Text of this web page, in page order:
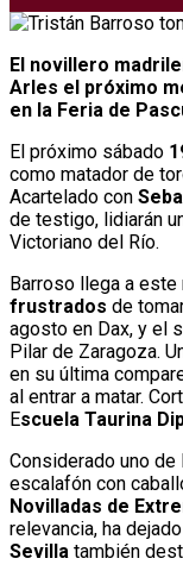
El novillero
Arles el próximo
en la Feria de
El próximo sábado
como matador de
Acartelado con
de testigo, lidiarán
Victoriano del Río.
Barroso llega a
frustrados de
agosto en Dax, y el
Pilar de Zaragoza.
en su última
al entrar a matar.
Escuela Taurina
Considerado uno de
escalafón con
Novilladas de
relevancia, ha
Sevilla también